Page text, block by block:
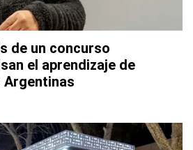
de un concurso
el aprendizaje de
Argentinas